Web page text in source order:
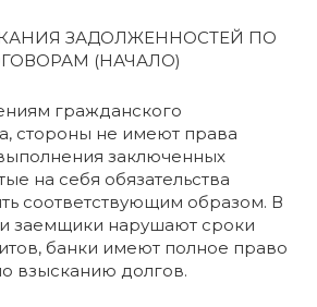
ЗАДОЛЖЕННОСТЕЙ ПО
(НАЧАЛО)
гражданского
стороны не имеют права
заключенных
на себя обязательства
соответствующим образом. В
заемщики нарушают сроки
банки имеют полное право
взысканию долгов.